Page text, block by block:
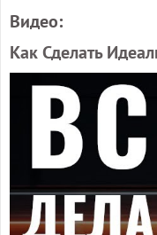
Видео:
Как Сделать